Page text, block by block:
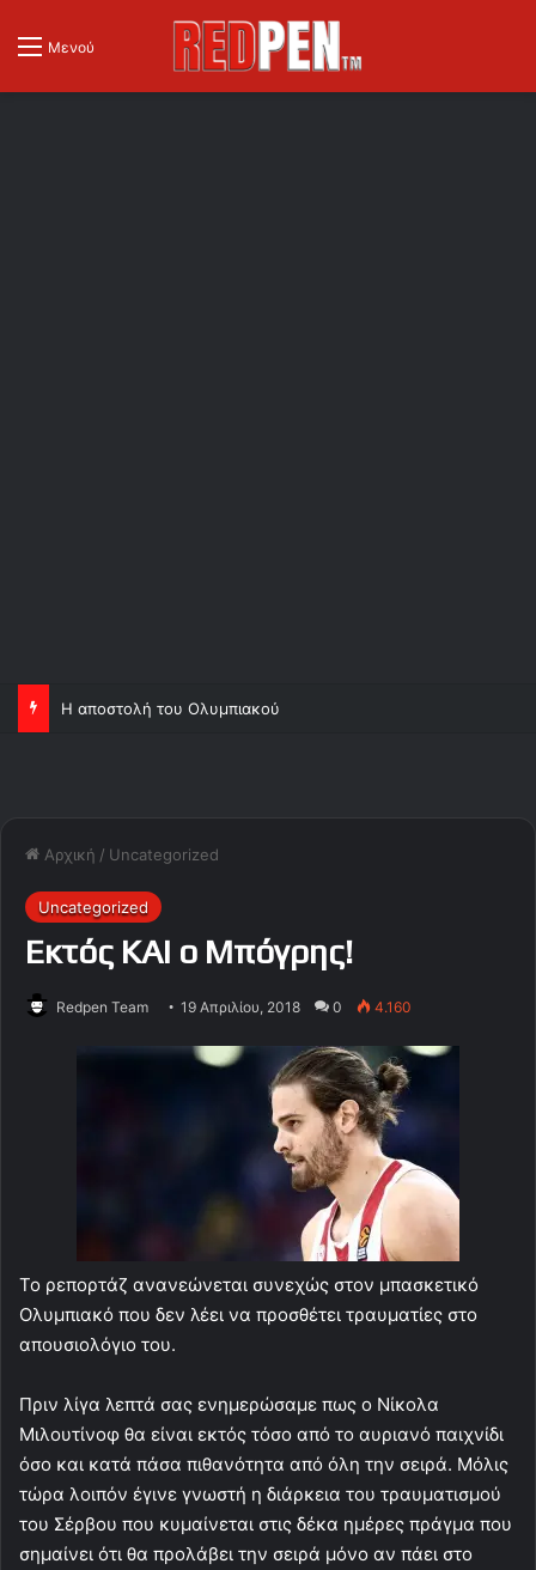
Μενού
Η αποστολή του Ολυμπιακού
Αρχική / Uncategorized
Uncategorized
Εκτός KAI o Μπόγρης!
Redpen Team 19 Απριλίου, 2018 0 4.160
Το ρεπορτάζ ανανεώνεται συνεχώς στον μπασκετικό
Ολυμπιακό που δεν λέει να προσθέτει τραυματίες στο
απουσιολόγιο του.
Πριν λίγα λεπτά σας ενημερώσαμε πως ο Νίκολα
Μιλουτίνοφ θα είναι εκτός τόσο από το αυριανό παιχνίδι
όσο και κατά πάσα πιθανότητα από όλη την σειρά. Μόλις
τώρα λοιπόν έγινε γνωστή η διάρκεια του τραυματισμού
του Σέρβου που κυμαίνεται στις δέκα ημέρες πράγμα που
σημαίνει ότι θα προλάβει την σειρά μόνο αν πάει στο